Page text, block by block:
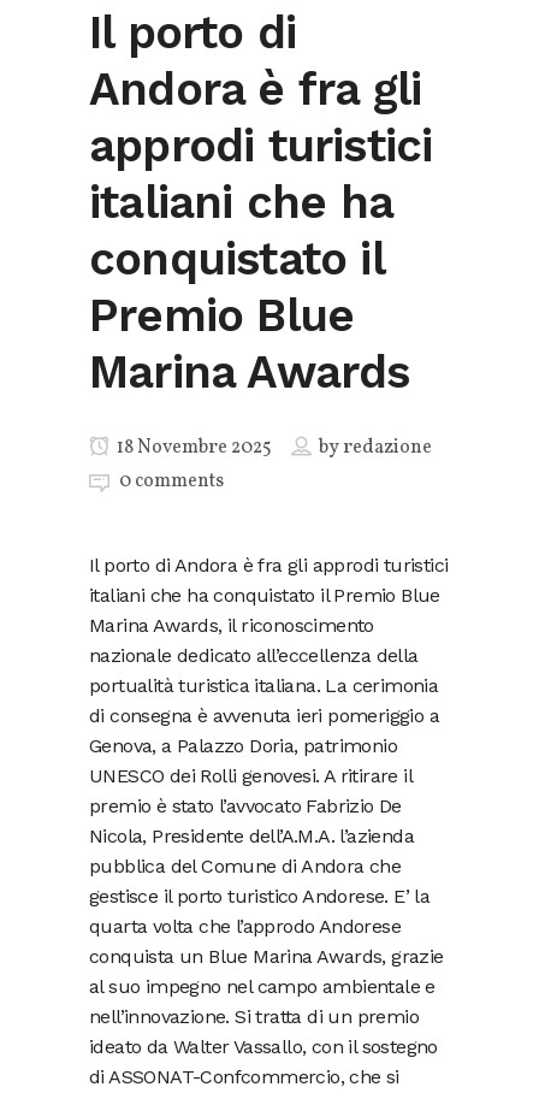
Il porto di
Andora è fra gli
approdi turistici
italiani che ha
conquistato il
Premio Blue
Marina Awards
18 Novembre 2025 byredazione
0 comments
Il porto di Andora è fra gli approdi turistici
italiani che ha conquistato il Premio Blue
Marina Awards, il riconoscimento
nazionale dedicato all’eccellenza della
portualità turistica italiana. La cerimonia
di consegna è avvenuta ieri pomeriggio a
Genova, a Palazzo Doria, patrimonio
UNESCO dei Rolli genovesi. A ritirare il
premio è stato l’avvocato Fabrizio De
Nicola, Presidente dell’A.M.A. l’azienda
pubblica del Comune di Andora che
gestisce il porto turistico Andorese. E’ la
quarta volta che l’approdo Andorese
conquista un Blue Marina Awards, grazie
al suo impegno nel campo ambientale e
nell’innovazione. Si tratta di un premio
ideato da Walter Vassallo, con il sostegno
di ASSONAT-Confcommercio, che si